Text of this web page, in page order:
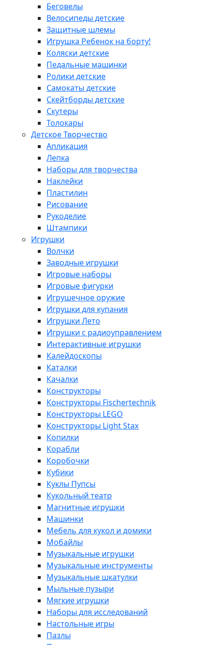
Беговелы
Велосипеды детские
Защитные шлемы
Игрушка Ребенок на борту!
Коляски детские
Педальные машинки
Ролики детские
Самокаты детские
Скейтборды детские
Скутеры
Толокары
Детское Творчество
Апликация
Лепка
Наборы для творчества
Наклейки
Пластилин
Рисование
Рукоделие
Штампики
Игрушки
Волчки
Заводные игрушки
Игровые наборы
Игровые фигурки
Игрушечное оружие
Игрушки для купания
Игрушки Лето
Игрушки с радиоуправлением
Интерактивные игрушки
Калейдоскопы
Каталки
Качалки
Конструкторы
Конструкторы Fisсhertechnik
Конструкторы LEGO
Конструкторы Light Stax
Копилки
Корабли
Коробочки
Кубики
Куклы Пупсы
Кукольный театр
Магнитные игрушки
Машинки
Мебель для кукол и домики
Мобайлы
Музыкальные игрушки
Музыкальные инструменты
Музыкальные шкатулки
Мыльные пузыри
Мягкие игрушки
Наборы для исследований
Настольные игры
Пазлы